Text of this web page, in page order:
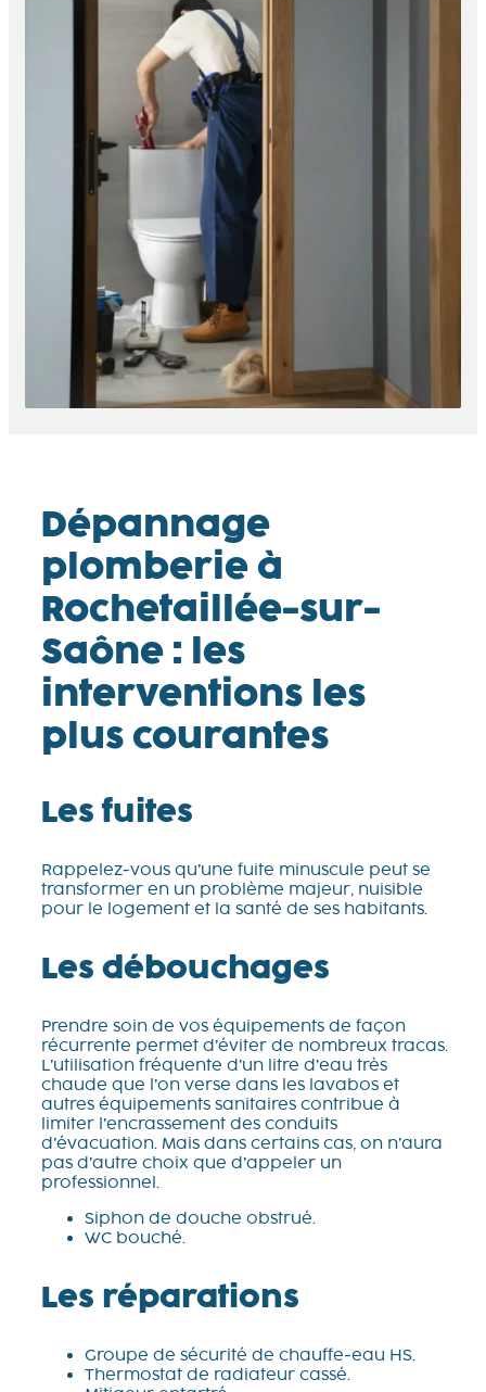
Dépannage
plomberie à
Rochetaillée-sur-
Saône : les
interventions les
plus courantes
Les fuites
Rappelez-vous qu’une fuite minuscule peut se
transformer en un problème majeur, nuisible
pour le logement et la santé de ses habitants.
Les débouchages
Prendre soin de vos équipements de façon
récurrente permet d’éviter de nombreux tracas.
L’utilisation fréquente d’un litre d’eau très
chaude que l’on verse dans les lavabos et
autres équipements sanitaires contribue à
limiter l’encrassement des conduits
d’évacuation. Mais dans certains cas, on n’aura
pas d’autre choix que d’appeler un
professionnel.
Siphon de douche obstrué.
WC bouché.
Les réparations
Groupe de sécurité de chauffe-eau HS.
Thermostat de radiateur cassé.